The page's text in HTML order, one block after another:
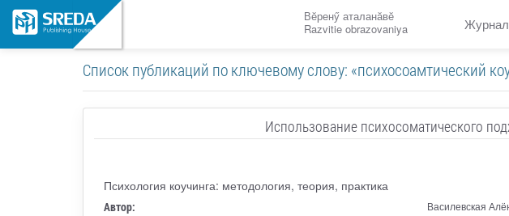
Вӗренӳ аталанӑвӗ
Razvitie obrazovaniya
Журнал
Список публикаций по ключевому слову: «психосоамтический
Использование психосоматического
Психология коучинга: методология, теория, практика
Автор: Василевская